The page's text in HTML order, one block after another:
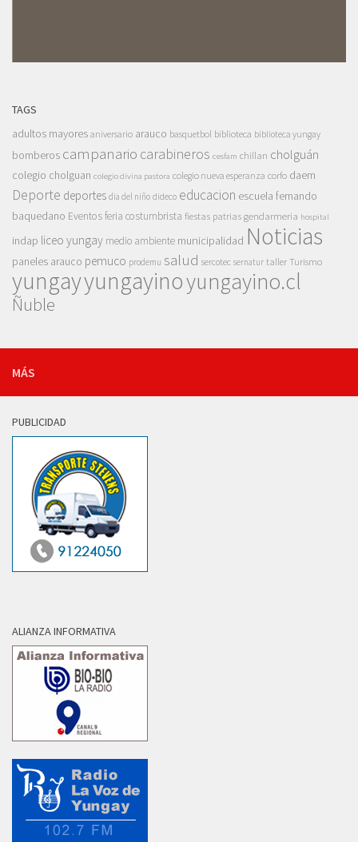
TAGS
adultos mayores aniversario arauco basquetbol biblioteca biblioteca yungay
bomberos campanario carabineros cesfam chillan cholguán
colegio cholguan colegio divina pastora colegio nueva esperanza corfo daem
Deporte deportes dia del niño dideco educacion escuela fernando
baquedano Eventosferia costumbrista fiestas patrias gendarmeria hospital
indap liceo yungay medio ambiente municipalidad Noticias
paneles arauco pemuco prodemu salud sercotec sernatur taller Turismo
yungayyungayinoyungayino.cl
Ñuble
MÁS
PUBLICIDAD
ALIANZA INFORMATIVA